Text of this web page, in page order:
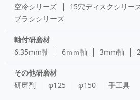
空冷シリーズ
15穴ディスクシリー
ブラシシリーズ
軸付研磨材
6.35mm軸
6ｍｍ軸 3mm軸
その他研磨材
研磨剤
φ125 φ150 手工具